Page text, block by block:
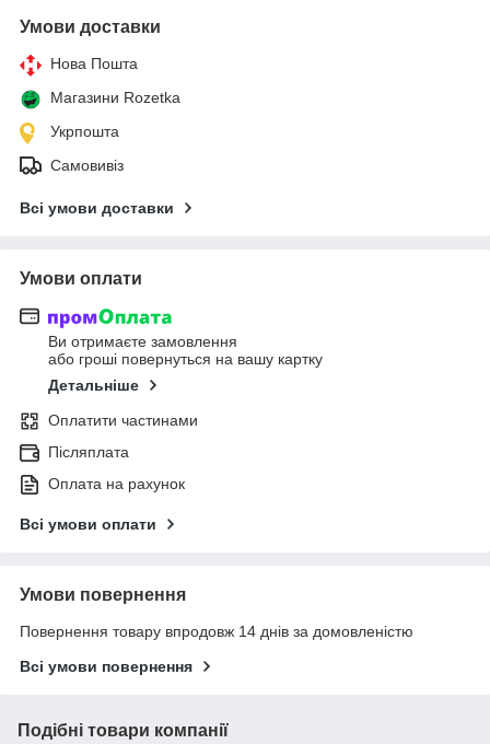
Умови доставки
Нова Пошта
Магазини Rozetka
Укрпошта
Самовивіз
Всі умови доставки
Умови оплати
Ви отримаєте замовлення
або гроші повернуться на вашу картку
Детальніше
Оплатити частинами
Післяплата
Оплата на рахунок
Всі умови оплати
Умови повернення
Повернення товару впродовж 14 днів за домовленістю
Всі умови повернення
Подібні товари компанії